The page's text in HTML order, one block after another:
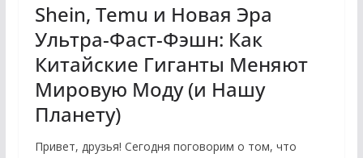
Shein, Temu и Новая Эра
Ультра-Фаст-Фэшн: Как
Китайские Гиганты Меняют
Мировую Моду (и Нашу
Планету)
Привет, друзья! Сегодня поговорим о том, что